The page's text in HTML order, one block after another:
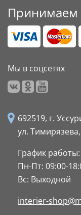
Принимаем
Мы в соцсетях
692519, г.
ул.
График работы:
Пн-Пт: 09:00-
Вс: Выходной
interier-